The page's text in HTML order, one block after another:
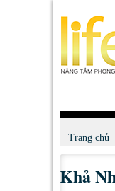
Trang chủ
Thời trang
Khả